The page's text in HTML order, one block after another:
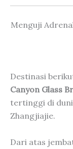
Menguji
Destinasi
Canyon Glass
tertinggi di
Zhangjiajie.
Dari atas